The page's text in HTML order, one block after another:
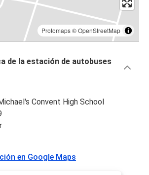
Protomaps©OpenStreetMap
de la estación de autobuses
Convent High School
en Google Maps